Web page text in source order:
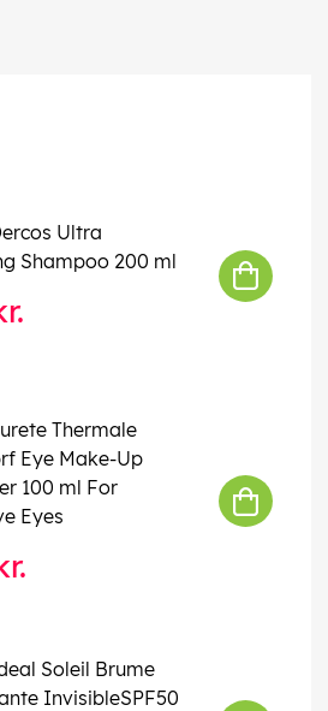
Ultra
Shampoo 200 ml
Thermale
Eye Make-Up
100 ml For
Eyes
Soleil Brume
InvisibleSPF50